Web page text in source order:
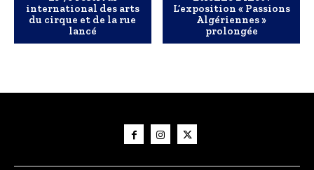
international des arts
du cirque et de la rue
lancé
L’exposition « Passions
Algériennes »
prolongée